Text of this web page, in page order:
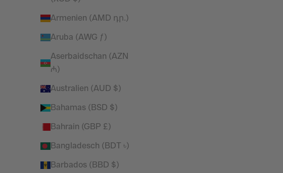
Armenien (AMD դր.)
Aruba (AWG ƒ)
Aserbaidschan (AZN
₼)
Australien (AUD $)
Bahamas (BSD $)
Bahrain (GBP £)
Bangladesch (BDT ৳)
Barbados (BBD $)
Vanquish Essential T-Shirt mit schmaler
Passform und langen Ärmeln in
Angebot
£14.99Regulärer Preis
£29.99